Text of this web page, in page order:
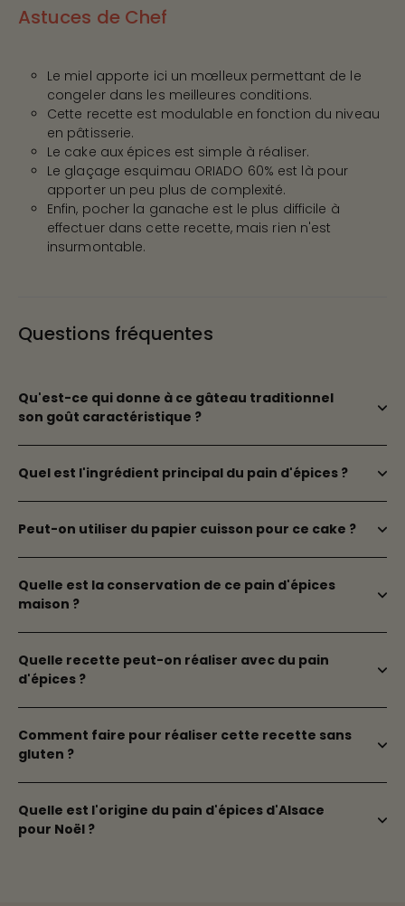
Astuces de Chef
Le miel apporte ici un mœlleux permettant de le
congeler dans les meilleures conditions.
Cette recette est modulable en fonction du niveau
en pâtisserie.
Le cake aux épices est simple à réaliser.
Le glaçage esquimau ORIADO 60% est là pour
apporter un peu plus de complexité.
Enfin, pocher la ganache est le plus difficile à
effectuer dans cette recette, mais rien n'est
insurmontable.
Questions fréquentes
Qu'est-ce qui donne à ce gâteau traditionnel
son goût caractéristique ?
Quel est l'ingrédient principal du pain d'épices ?
Peut-on utiliser du papier cuisson pour ce cake ?
Quelle est la conservation de ce pain d'épices
maison ?
Quelle recette peut-on réaliser avec du pain
d'épices ?
Comment faire pour réaliser cette recette sans
gluten ?
Quelle est l'origine du pain d'épices d'Alsace
pour Noël ?